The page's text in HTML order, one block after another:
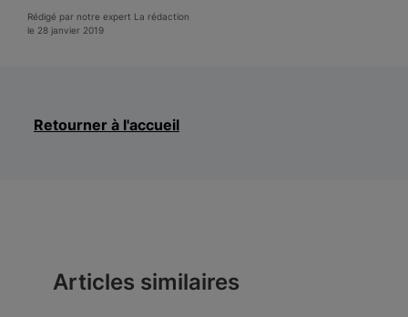
Rédigé par notre expert La rédaction
le 28 janvier 2019
Retourner à l'accueil
Articles similaires